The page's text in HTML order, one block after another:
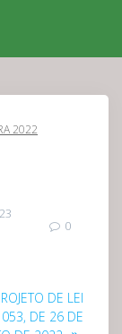
2022
0
DE LEI
053, DE 26 DE